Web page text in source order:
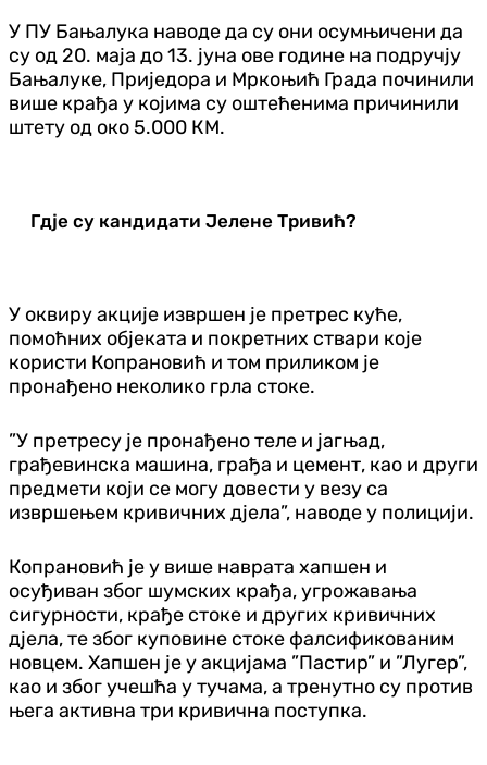
У ПУ Бањалука наводе да су они осумњичени да
су од 20. маја до 13. јуна ове године на подручју
Бањалуке, Приједора и Мркоњић Града починили
више крађа у којима су оштећенима причинили
штету од око 5.000 КМ.
Гдје су кандидати Јелене Тривић?
У оквиру акције извршен је претрес куће,
помоћних објеката и покретних ствари које
користи Копрановић и том приликом је
пронађено неколико грла стоке.
”У претресу је пронађено теле и јагњад,
грађевинска машина, грађа и цемент, као и други
предмети који се могу довести у везу са
извршењем кривичних дјела”, наводе у полицији.
Копрановић је у више наврата хапшен и
осуђиван због шумских крађа, угрожавања
сигурности, крађе стоке и других кривичних
дјела, те због куповине стоке фалсификованим
новцем. Хапшен је у акцијама ”Пастир” и ”Лугер”,
као и због учешћа у тучама, а тренутно су против
њега активна три кривична поступка.